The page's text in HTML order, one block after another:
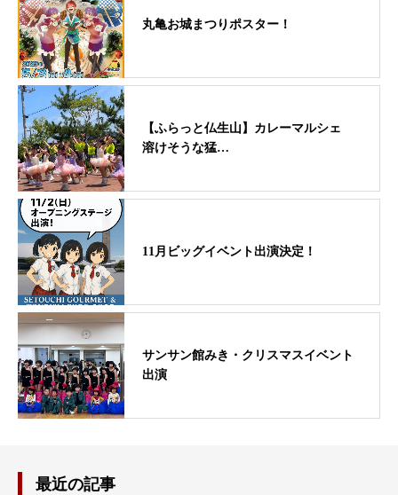
丸亀お城まつりポスター！
【ふらっと仏生山】カレーマルシェ
溶けそうな猛…
11月ビッグイベント出演決定！
サンサン館みき・クリスマスイベント
出演
最近の記事